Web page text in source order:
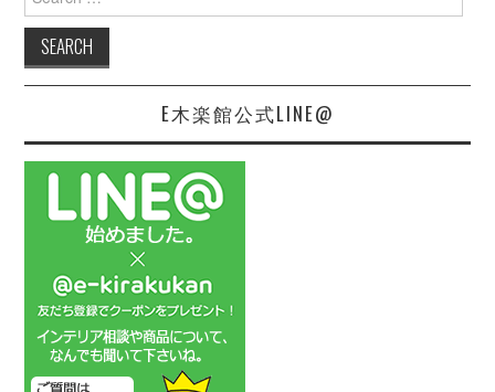
for:
E木楽館公式LINE@